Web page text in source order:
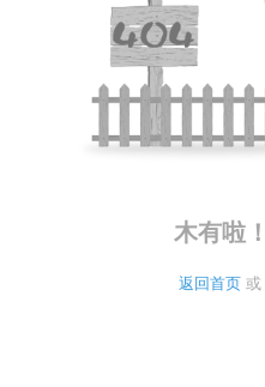
木有啦！
返回首页 或